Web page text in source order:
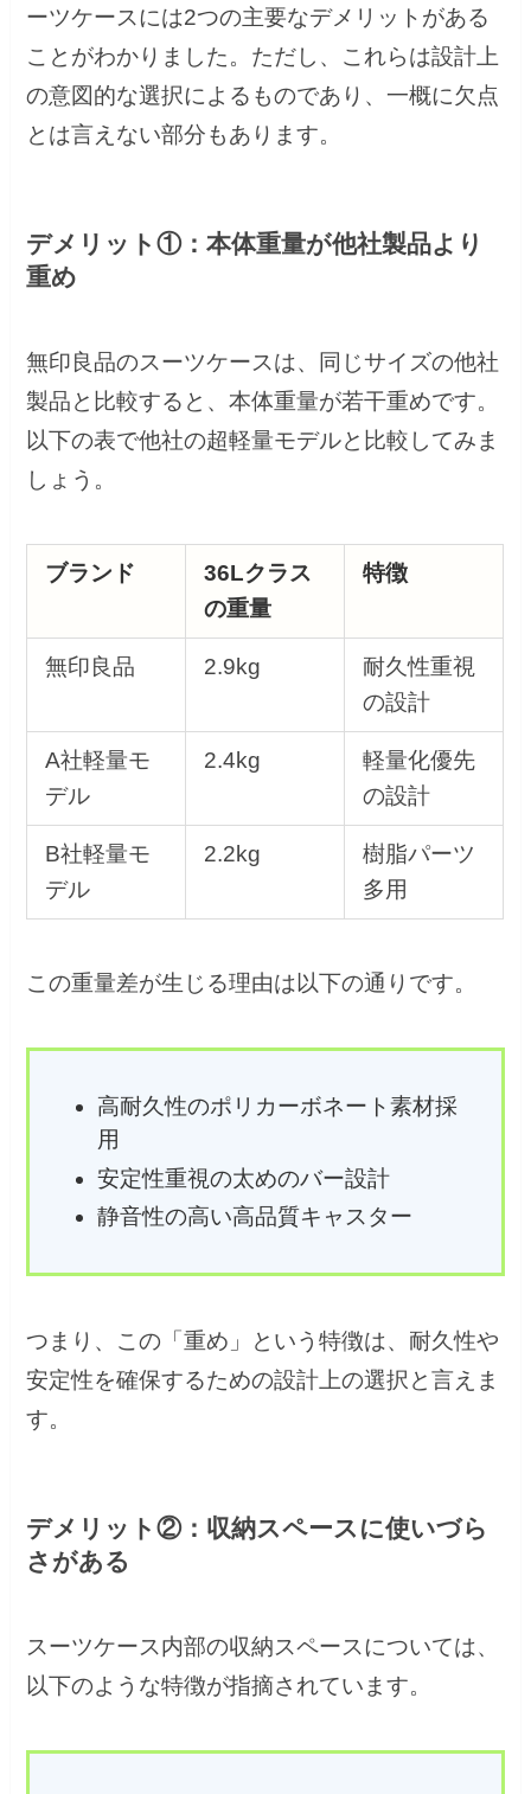
ーツケースには2つの主要なデメリットがある
ことがわかりました。ただし、これらは設計上
の意図的な選択によるものであり、一概に欠点
とは言えない部分もあります。
デメリット①：本体重量が他社製品より
重め
無印良品のスーツケースは、同じサイズの他社
製品と比較すると、本体重量が若干重めです。
以下の表で他社の超軽量モデルと比較してみま
しょう。
ブランド
36Lクラス
の重量
特徴
無印良品 2.9kg
耐久性重視
の設計
A社軽量モ
デル
2.4kg
軽量化優先
の設計
B社軽量モ
デル
2.2kg
樹脂パーツ
多用
この重量差が生じる理由は以下の通りです。
高耐久性のポリカーボネート素材採
用
安定性重視の太めのバー設計
静音性の高い高品質キャスター
つまり、この「重め」という特徴は、耐久性や
安定性を確保するための設計上の選択と言えま
す。
デメリット②：収納スペースに使いづら
さがある
スーツケース内部の収納スペースについては、
以下のような特徴が指摘されています。